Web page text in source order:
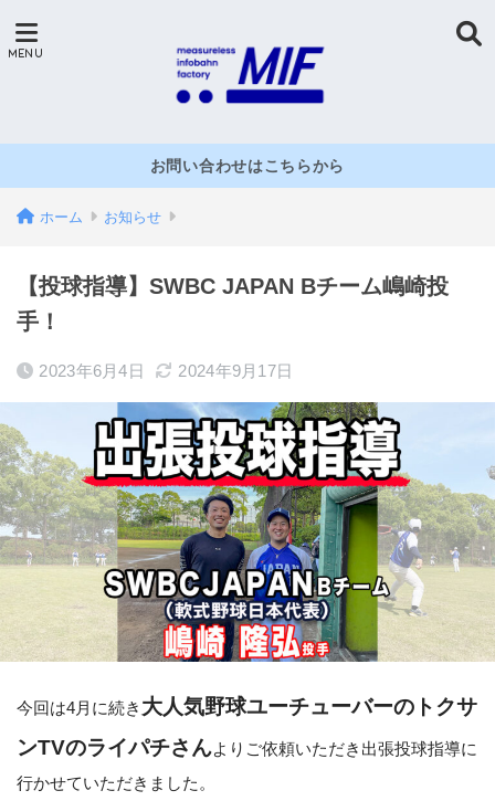
お問い合わせはこちらから
ホーム お知らせ
【投球指導】SWBC JAPAN Bチーム嶋崎投
手！
2023年6月4日 2024年9月17日
今回は4月に続き 大人気野球ユーチューバーのトクサ
ンTVのライパチさんよりご依頼いただき出張投球指導に
行かせていただきました。